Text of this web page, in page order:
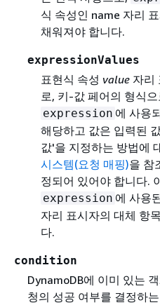
식 속성인 name 자리
채워져야 합니다.
expressionValues
표현식 속성 value자리
로, 키-값 페어의 형식
expression 에 사용
해당하고 값은 입력된
값'을 지정하는 방법에
시스템(요청 매핑)을 참
정되어 있어야 합니다.
expression 에 사용
자리 표시자의 대체 항
다.
condition
DynamoDB에 이미 있는
청의 성공 여부를 결정하